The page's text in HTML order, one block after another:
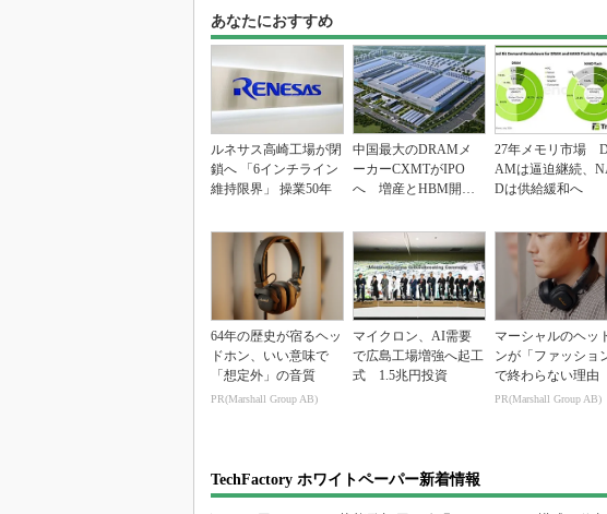
あなたにおすすめ
ルネサス高崎工場が閉
鎖へ 「6インチライン
維持限界」 操業50年
中国最大のDRAMメ
ーカーCXMTがIPO
へ 増産とHBM開発
27年メモリ市場
AMは逼迫継続、
Dは供給緩和へ
64年の歴史が宿るヘッ
ドホン、いい意味で
「想定外」の音質
PR(Marshall Group AB)
マイクロン、AI需要
で広島工場増強へ起工
式 1.5兆円投資
マーシャルのヘッ
ンが「ファッショ
で終わらない理由
PR(Marshall Group AB)
TechFactory ホワイトペーパー新着情報